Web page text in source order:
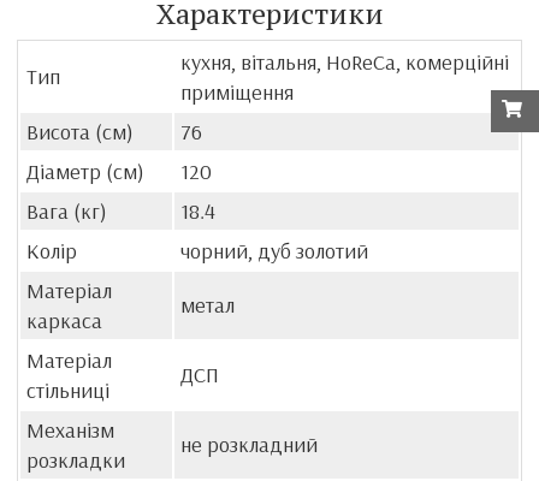
Характеристики
Тип
кухня, вітальня, HoReCa, комерційні
приміщення
Висота (см)
76
Діаметр (см)
120
Вага (кг)
18.4
Колір
чорний, дуб золотий
Матеріал
каркаса
метал
Матеріал
стільниці
ДСП
Механізм
розкладки
не розкладний